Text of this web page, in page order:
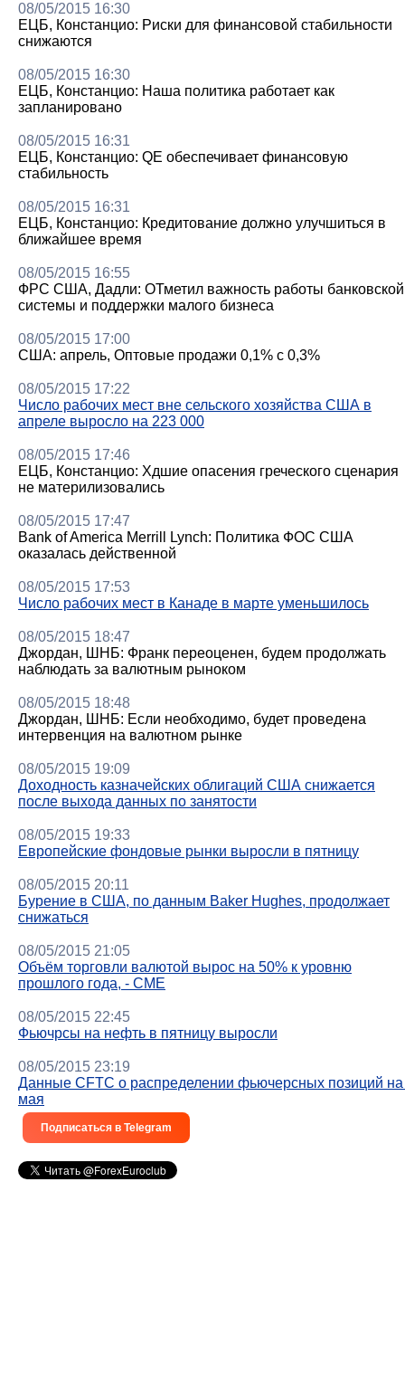
08/05/2015 16:30
ЕЦБ, Констанцио: Риски для финансовой стабильности
снижаются
08/05/2015 16:30
ЕЦБ, Констанцио: Наша политика работает как
запланировано
08/05/2015 16:31
ЕЦБ, Констанцио: QE обеспечивает финансовую
стабильность
08/05/2015 16:31
ЕЦБ, Констанцио: Кредитование должно улучшиться в
ближайшее время
08/05/2015 16:55
ФРС США, Дадли: ОТметил важность работы банковской
системы и поддержки малого бизнеса
08/05/2015 17:00
США: апрель, Оптовые продажи 0,1% с 0,3%
08/05/2015 17:22
Число рабочих мест вне сельского хозяйства США в
апреле выросло на 223 000
08/05/2015 17:46
ЕЦБ, Констанцио: Хдшие опасения греческого сценария
не материлизовались
08/05/2015 17:47
Bank of America Merrill Lynch: Политика ФОС США
оказалась действенной
08/05/2015 17:53
Число рабочих мест в Канаде в марте уменьшилось
08/05/2015 18:47
Джордан, ШНБ: Франк переоценен, будем продолжать
наблюдать за валютным рыноком
08/05/2015 18:48
Джордан, ШНБ: Если необходимо, будет проведена
интервенция на валютном рынке
08/05/2015 19:09
Доходность казначейских облигаций США снижается
после выхода данных по занятости
08/05/2015 19:33
Европейские фондовые рынки выросли в пятницу
08/05/2015 20:11
Бурение в США, по данным Baker Hughes, продолжает
снижаться
08/05/2015 21:05
Объём торговли валютой вырос на 50% к уровню
прошлого года, - CME
08/05/2015 22:45
Фьючрсы на нефть в пятницу выросли
08/05/2015 23:19
Данные CFTC о распределении фьючерсных позиций
мая
Подписаться в Telegram